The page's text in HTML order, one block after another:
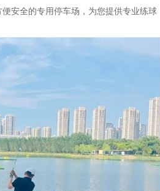
安全的专用停车场，为您提供专业练球